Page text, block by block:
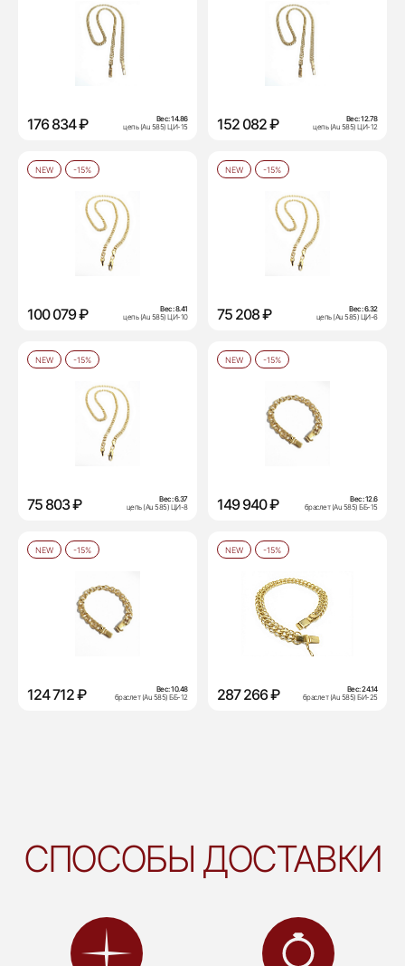
176 834 ₽ Вес:14.86
цепь (Au 585) ЦИ-15
152 082 ₽ Вес:12.78
цепь (Au 585) ЦИ-12
NEW -15%
100 079 ₽ Вес:8.41
цепь (Au 585) ЦИ-10
NEW -15%
75 208 ₽ Вес:6.32
цепь (Au 585) ЦИ-6
NEW -15%
75 803 ₽ Вес:6.37
цепь (Au 585) ЦИ-8
NEW -15%
149 940 ₽ Вес:12.6
браслет (Au 585) ББ-15
NEW -15%
124 712 ₽ Вес:10.48
браслет (Au 585) ББ-12
NEW -15%
287 266 ₽ Вес:24.14
браслет (Au 585) БИ-25
СПОСОБЫ ДОСТАВКИ